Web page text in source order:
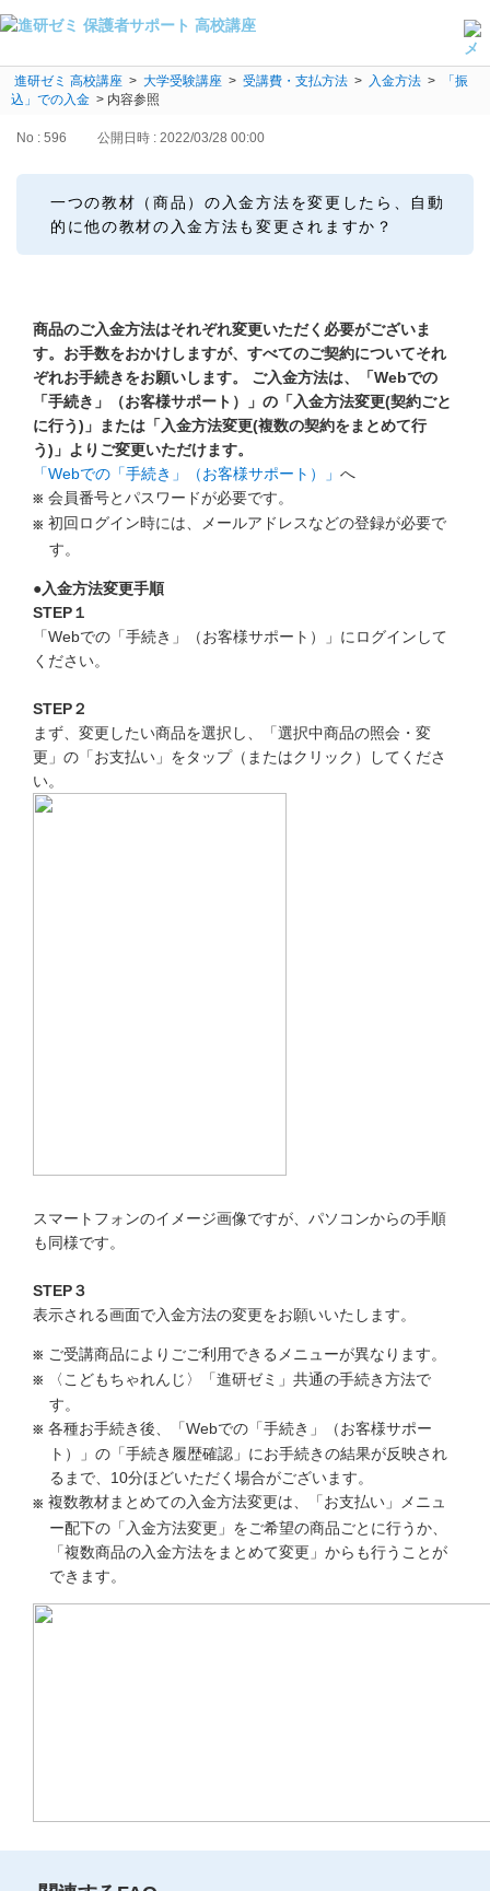
よくある質問・手続き
保護者サポート高校講座トップ
会員ページへログイン
お客様サポート(手続き・照会)
カテゴリーから探す
お問い合わせ窓口
他の講座のよくある質問・手続きはこちら
こどもちゃれんじ
進研ゼミ 小学講座
進研ゼミ 中学講座
進研ゼミ 中学講座 中高一貫
進研ゼミ 高校講座 > 大学受験講座 > 受講費・支払方法 > 入金方法 >
「振
込」での入金 > 内容参照
No : 596 公開日時 : 2022/03/28 00:00
一つの教材（商品）の入金方法を変更したら、自動
的に他の教材の入金方法も変更されますか？
商品のご入金方法はそれぞれ変更いただく必要がございま
す。お手数をおかけしますが、すべてのご契約についてそれ
ぞれお手続きをお願いします。
ご入金方法は、「Webでの
「手続き」（お客様サポート）」の「入金方法変更(契約ごと
に行う)」または「入金方法変更(複数の契約をまとめて行
う)」よりご変更いただけます。
「Webでの「手続き」（お客様サポート）」 へ
会員番号とパスワードが必要です。
初回ログイン時には、メールアドレスなどの登録が必要で
す。
●入金方法変更手順
STEP１
「Webでの「手続き」（お客様サポート）」にログインして
ください。
STEP２
まず、変更したい商品を選択し、「選択中商品の照会・変
更」の「お支払い」をタップ（またはクリック）してくださ
い。
スマートフォンのイメージ画像ですが、パソコンからの手順
も同様です。
STEP３
表示される画面で入金方法の変更をお願いいたします。
ご受講商品によりごご利用できるメニューが異なります。
〈こどもちゃれんじ〉「進研ゼミ」共通の手続き方法で
す。
各種お手続き後、「Webでの「手続き」（お客様サポー
ト）」の「手続き履歴確認」にお手続きの結果が反映され
るまで、10分ほどいただく場合がございます。
複数教材まとめての入金方法変更は、「お支払い」メニュ
ー配下の「入金方法変更」をご希望の商品ごとに行うか、
「複数商品の入金方法をまとめて変更」からも行うことが
できます。